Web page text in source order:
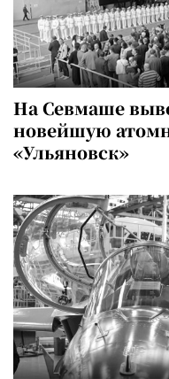
На Севмаше
новейшую
«Ульяновск»